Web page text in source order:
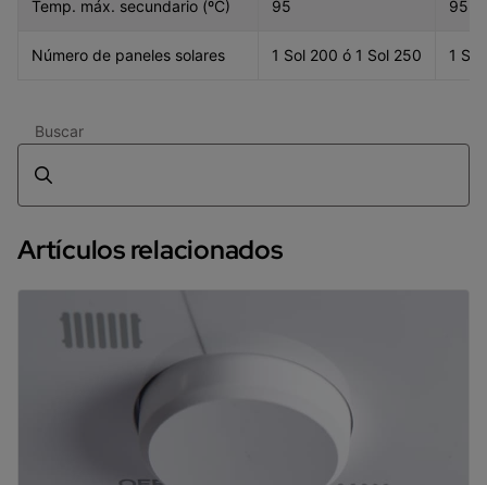
Temp. máx. secundario (ºC) 95 95
Número de paneles solares 1 Sol 200 ó 1 Sol 250 1
Buscar
Artículos relacionados